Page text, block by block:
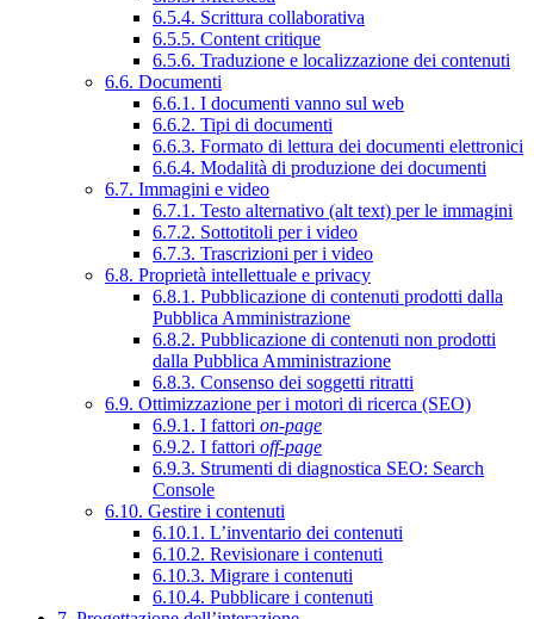
6.5.4. Scrittura collaborativa
6.5.5. Content critique
6.5.6. Traduzione e localizzazione dei contenuti
6.6. Documenti
6.6.1. I documenti vanno sul web
6.6.2. Tipi di documenti
6.6.3. Formato di lettura dei documenti elettronici
6.6.4. Modalità di produzione dei documenti
6.7. Immagini e video
6.7.1. Testo alternativo (alt text) per le immagini
6.7.2. Sottotitoli per i video
6.7.3. Trascrizioni per i video
6.8. Proprietà intellettuale e privacy
6.8.1. Pubblicazione di contenuti prodotti dalla
Pubblica Amministrazione
6.8.2. Pubblicazione di contenuti non prodotti
dalla Pubblica Amministrazione
6.8.3. Consenso dei soggetti ritratti
6.9. Ottimizzazione per i motori di ricerca (SEO)
6.9.1. I fattori on-page
6.9.2. I fattori off-page
6.9.3. Strumenti di diagnostica SEO: Search
Console
6.10. Gestire i contenuti
6.10.1. L’inventario dei contenuti
6.10.2. Revisionare i contenuti
6.10.3. Migrare i contenuti
6.10.4. Pubblicare i contenuti